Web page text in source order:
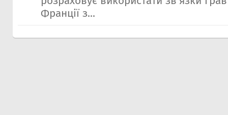
Франції з...